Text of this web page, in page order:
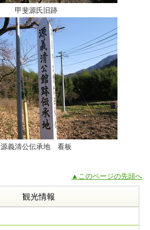
甲斐源氏旧跡
源義清公伝承地 看板
▲このページの先頭へ
観光情報